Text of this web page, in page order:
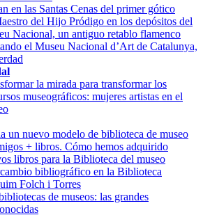
en las Santas Cenas del primer gótico
del Hijo Pródigo en los depósitos del
Nacional, un antiguo retablo flamenco
el Museu Nacional d’Art de Catalunya,
la mirada para transformar los
museográficos: mujeres artistas en el
un nuevo modelo de biblioteca de museo
+ libros. Cómo hemos adquirido
libros para la Biblioteca del museo
bibliográfico en la Biblioteca
Folch i Torres
de museos: las grandes